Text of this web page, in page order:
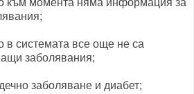
към момента няма информация за
в системата все още не са
заболявания;
заболяване и диабет;